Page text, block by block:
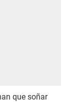
que soñar